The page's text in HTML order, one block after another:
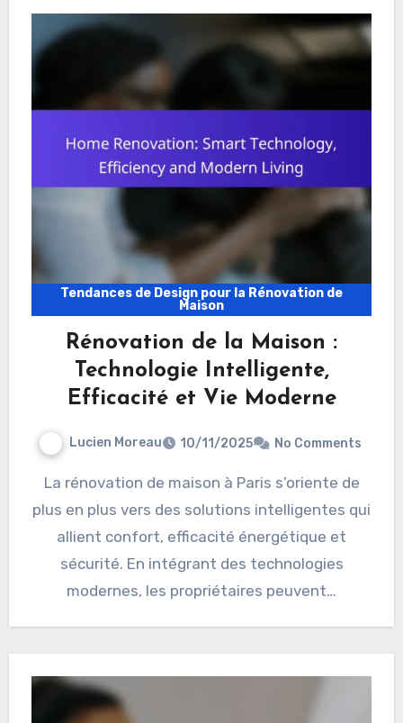
Tendances de Design pour la Rénovation de
Maison
Rénovation de la Maison :
Technologie Intelligente,
Efficacité et Vie Moderne
Lucien Moreau 10/11/2025 No Comments
La rénovation de maison à Paris s’oriente de
plus en plus vers des solutions intelligentes qui
allient confort, efficacité énergétique et
sécurité. En intégrant des technologies
modernes, les propriétaires peuvent…